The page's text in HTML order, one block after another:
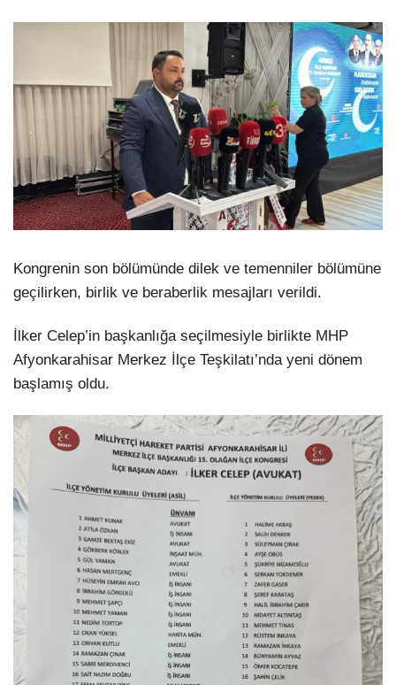
Kongrenin son bölümünde dilek ve temenniler bölümüne
geçilirken, birlik ve beraberlik mesajları verildi.
İlker Celep’in başkanlığa seçilmesiyle birlikte MHP
Afyonkarahisar Merkez İlçe Teşkilatı’nda yeni dönem
başlamış oldu.